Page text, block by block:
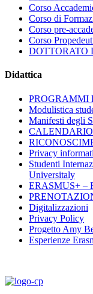
Corso
Corso di
Corso pre-
Corso
DOTTORATO
Didattica
PROGRAMMI
Modulistica
Manifesti degli
Privacy
Studenti
Universitaly
ERASMUS+ –
Digitalizzazioni
Privacy Policy
Progetto Amy
Esperienze